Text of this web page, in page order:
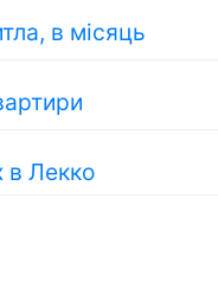
в місяць
в Лекко